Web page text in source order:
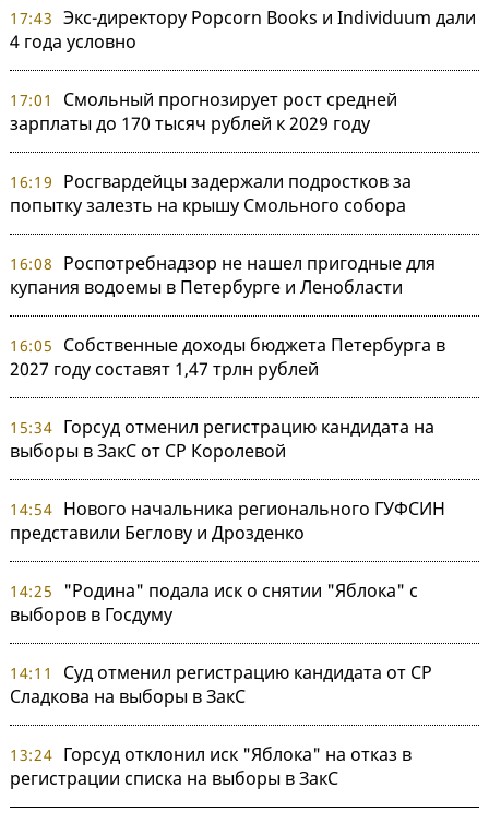
17:43 Экс-директору Popcorn Books и Individuum дали
4 года условно
17:01
Смольный прогнозирует рост средней
зарплаты до 170 тысяч рублей к 2029 году
16:19
Росгвардейцы задержали подростков за
попытку залезть на крышу Смольного собора
16:08
Роспотребнадзор не нашел пригодные для
купания водоемы в Петербурге и Ленобласти
16:05
Собственные доходы бюджета Петербурга в
2027 году составят 1,47 трлн рублей
15:34 Горсуд отменил регистрацию кандидата на
выборы в ЗакС от СР Королевой
14:54 Нового начальника регионального ГУФСИН
представили Беглову и Дрозденко
14:25
"Родина" подала иск о снятии "Яблока" с
выборов в Госдуму
14:11
Суд отменил регистрацию кандидата от СР
Сладкова на выборы в ЗакС
13:24 Горсуд отклонил иск "Яблока" на отказ в
регистрации списка на выборы в ЗакС